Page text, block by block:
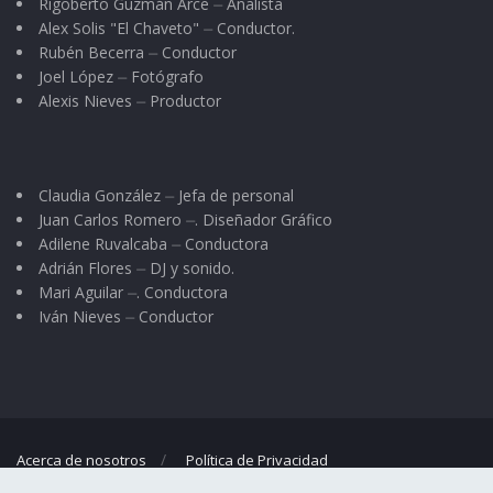
eso. ¡Nada nuevo bajo el sol!
Alex Solis "El Chaveto" ⏤ Conductor.
Rubén Becerra ⏤ Conductor
Joel López ⏤ Fotógrafo
Alexis Nieves ⏤ Productor
Claudia González ⏤ Jefa de personal
Juan Carlos Romero ⏤. Diseñador Gráfico
Adilene Ruvalcaba ⏤ Conductora
Adrián Flores ⏤ DJ y sonido.
Mari Aguilar ⏤. Conductora
Iván Nieves ⏤ Conductor
Acerca de nosotros Política de Privacidad